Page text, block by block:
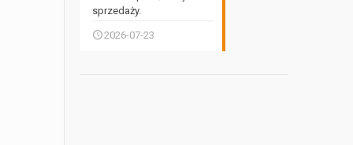
sprzedaży.
2026-07-23